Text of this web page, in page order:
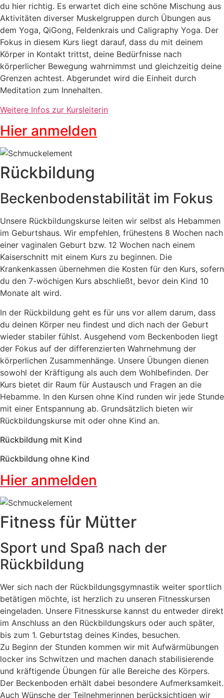
du hier richtig. Es erwartet dich eine schöne Mischung aus
Aktivitäten diverser Muskelgruppen durch Übungen aus
dem Yoga, QiGong, Feldenkrais und Caligraphy Yoga. Der
Fokus in diesem Kurs liegt darauf, dass du mit deinem
Körper in Kontakt trittst, deine Bedürfnisse nach
körperlicher Bewegung wahrnimmst und gleichzeitig deine
Grenzen achtest. Abgerundet wird die Einheit durch
Meditation zum Innehalten.
Weitere Infos zur Kursleiterin
Hier anmelden
Rückbildung
Beckenbodenstabilität im Fokus
Unsere Rückbildungskurse leiten wir selbst als Hebammen
im Geburtshaus. Wir empfehlen, frühestens 8 Wochen nach
einer vaginalen Geburt bzw. 12 Wochen nach einem
Kaiserschnitt mit einem Kurs zu beginnen. Die
Krankenkassen übernehmen die Kosten für den Kurs, sofern
du den 7-wöchigen Kurs abschließt, bevor dein Kind 10
Monate alt wird.
In der Rückbildung geht es für uns vor allem darum, dass
du deinen Körper neu findest und dich nach der Geburt
wieder stabiler fühlst. Ausgehend vom Beckenboden liegt
der Fokus auf der differenzierten Wahrnehmung der
körperlichen Zusammenhänge. Unsere Übungen dienen
sowohl der Kräftigung als auch dem Wohlbefinden. Der
Kurs bietet dir Raum für Austausch und Fragen an die
Hebamme. In den Kursen ohne Kind runden wir jede Stunde
mit einer Entspannung ab. Grundsätzlich bieten wir
Rückbildungskurse mit oder ohne Kind an.
Rückbildung mit Kind
Rückbildung ohne Kind
Hier anmelden
Fitness für Mütter
Sport und Spaß nach der
Rückbildung
Wer sich nach der Rückbildungsgymnastik weiter sportlich
betätigen möchte, ist herzlich zu unseren Fitnesskursen
eingeladen. Unsere Fitnesskurse kannst du entweder direkt
im Anschluss an den Rückbildungskurs oder auch später,
bis zum 1. Geburtstag deines Kindes, besuchen.
Zu Beginn der Stunden kommen wir mit Aufwärmübungen
locker ins Schwitzen und machen danach stabilisierende
und kräftigende Übungen für alle Bereiche des Körpers.
Der Beckenboden erhält dabei besondere Aufmerksamkeit.
Auch Wünsche der Teilnehmerinnen berücksichtigen wir